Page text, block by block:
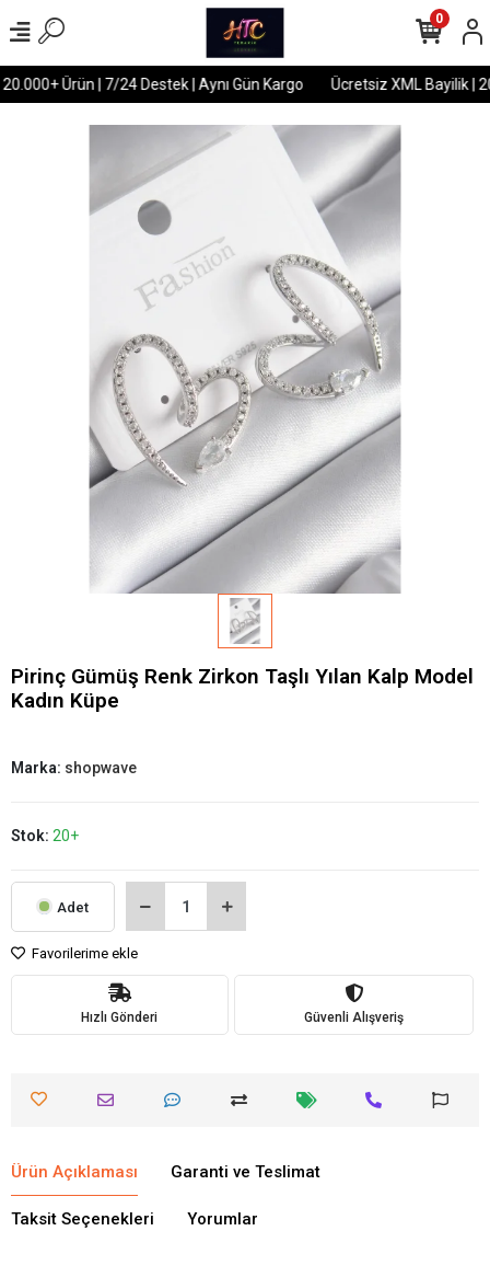
Ürün | 7/24 Destek | Aynı Gün Kargo Ücretsiz XML Bayilik |
0
Pirinç Gümüş Renk Zirkon Taşlı Yılan Kalp Model
Kadın Küpe
Marka: shopwave
Stok: 20+
Adet
Favorilerime ekle
Hızlı Gönderi Güvenli Alışveriş
Ürün Açıklaması Garanti ve Teslimat
Taksit Seçenekleri Yorumlar